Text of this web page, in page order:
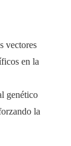
vectores
en la
genético
la